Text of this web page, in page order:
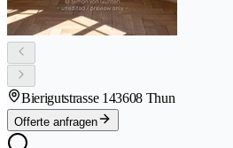
Bierigutstrasse 143608 Thun
Offerte anfragen